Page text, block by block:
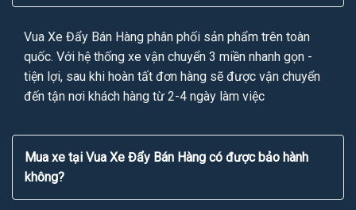
Vua Xe Đẩy Bán Hàng phân phối sản phẩm trên toàn
quốc. Với hệ thống xe vận chuyển 3 miền nhanh gọn -
tiện lợi, sau khi hoàn tất đơn hàng sẽ được vận chuyển
đến tận nơi khách hàng từ 2-4 ngày làm việc
Mua xe tại Vua Xe Đẩy Bán Hàng có được bảo hành
không?